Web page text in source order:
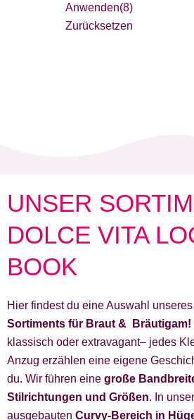
Anwenden(8)
Zurücksetzen
UNSER
DOLCE VITA
BOOK
Hier findest du eine Auswahl unseres
Sortiments für Braut & Bräutigam!
klassisch oder extravagant– jedes
Anzug erzählen eine eigene
du. Wir führen eine große
Stilrichtungen und Größen. In
ausgebauten Curvy-Bereich in